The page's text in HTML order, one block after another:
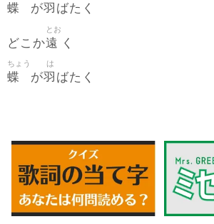
蝶 が羽 ばたく
どこか遠
とお
く
蝶
ちょう
が羽
は
ばたく